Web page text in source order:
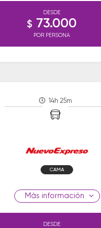
DESDE
$ 73.000
POR PERSONA
14h 25m
CAMA
información
DESDE